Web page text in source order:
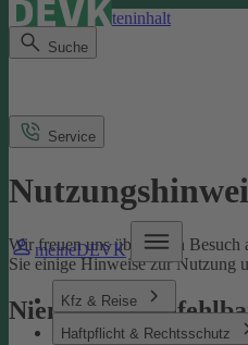
Direkt zum Seiteninhalt
Suche
meineDEVK
Kfz & Reise
Haftpflicht & Rechtsschutz
Service
Wir freuen uns über Ihren Besuch
Sie einige Hinweise zur Nutzung
Niemand ist